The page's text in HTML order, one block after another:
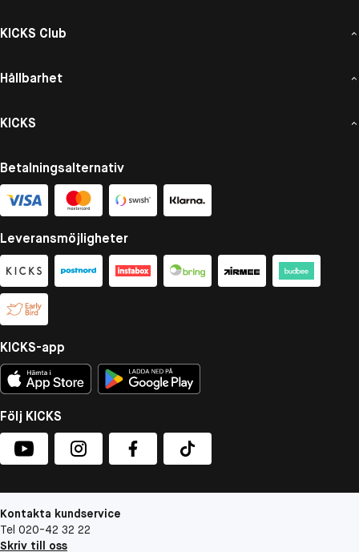
KICKS Club
Hållbarhet
KICKS
Betalningsalternativ
Leveransmöjligheter
KICKS-app
Följ KICKS
Kontakta kundservice
Tel 020-42 32 22
Skriv till oss